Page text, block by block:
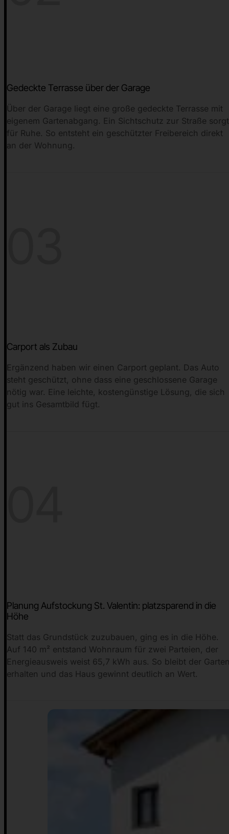
Gedeckte Terrasse über der Garage
Über der Garage liegt eine große gedeckte Terrasse mit
eigenem Gartenabgang. Ein Sichtschutz zur Straße sorgt
für Ruhe. So entsteht ein geschützter Freibereich direkt
an der Wohnung.
Carport als Zubau
Ergänzend haben wir einen Carport geplant. Das Auto
steht geschützt, ohne dass eine geschlossene Garage
nötig war. Eine leichte, kostengünstige Lösung, die sich
gut ins Gesamtbild fügt.
Planung Aufstockung St. Valentin: platzsparend in die
Höhe
Statt das Grundstück zuzubauen, ging es in die Höhe.
Auf 140 m² entstand Wohnraum für zwei Parteien, der
Energieausweis weist 65,7 kWh aus. So bleibt der
erhalten und das Haus gewinnt deutlich an Wert.